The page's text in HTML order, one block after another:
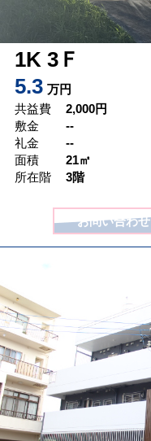
1K 3Ｆ
5.3 万円
共益費
2,000円
敷金
--
礼金
--
面積
21㎡
所在階
3階
お問い合わせ